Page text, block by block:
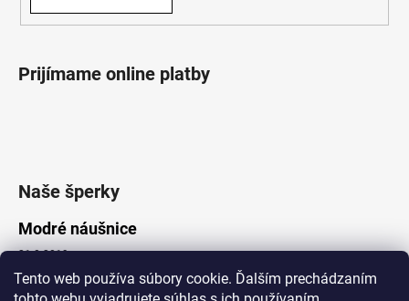
Tento web používa súbory cookie. Ďalším prechádzaním
Prijímame online platby
Naše šperky
Modré náušnice
21.8.2019